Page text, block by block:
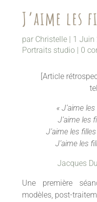
J’aime les
par Christelle| 1 Juin
Portraits studio| 0
[Article
« J’aime
J’aime les
J’aime les
J’aime les
Jacques
Une première
modèles, post-